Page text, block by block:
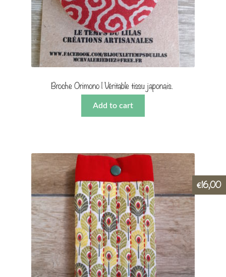
Broche Orimono | Véritable tissu japonais.
Add to cart
€16,00